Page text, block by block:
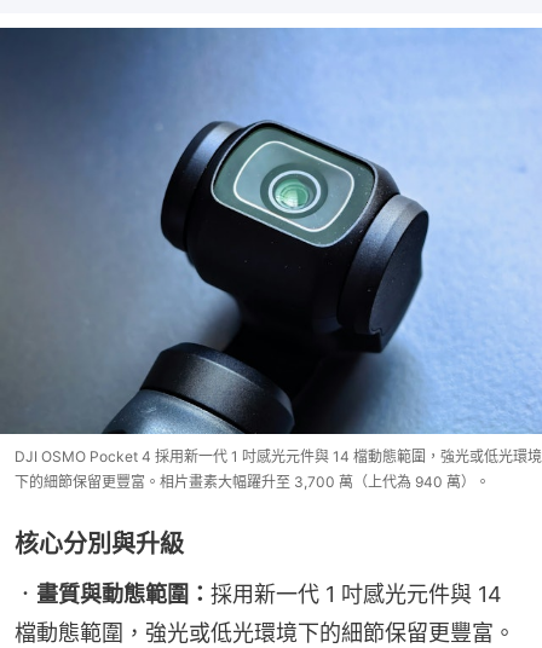
DJI OSMO Pocket 4 採用新一代 1 吋感光元件與 14 檔動態範圍，強光或低光環境
下的細節保留更豐富。相片畫素大幅躍升至 3,700 萬（上代為 940 萬）。
核心分別與升級
． 畫質與動態範圍： 採用新一代 1 吋感光元件與 14
檔動態範圍，強光或低光環境下的細節保留更豐富。